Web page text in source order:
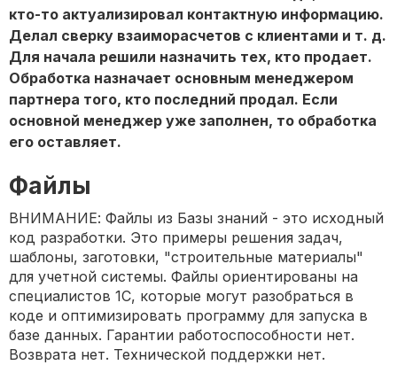
кто-то актуализировал контактную информацию.
Делал сверку взаиморасчетов с клиентами и т. д.
Для начала решили назначить тех, кто продает.
Обработка назначает основным менеджером
партнера того, кто последний продал. Если
основной менеджер уже заполнен, то обработка
его оставляет.
Файлы
ВНИМАНИЕ: Файлы из Базы знаний - это исходный
код разработки. Это примеры решения задач,
шаблоны, заготовки, "строительные материалы"
для учетной системы. Файлы ориентированы на
специалистов 1С, которые могут разобраться в
коде и оптимизировать программу для запуска в
базе данных. Гарантии работоспособности нет.
Возврата нет. Технической поддержки нет.